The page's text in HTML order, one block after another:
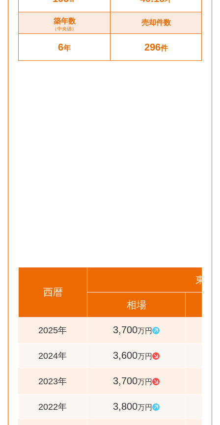
築年数
（中央値）
売却件数
6年 296件
西暦
東区
相場
2025年 3,700万円
2024年 3,600万円
2023年 3,700万円
2022年 3,800万円